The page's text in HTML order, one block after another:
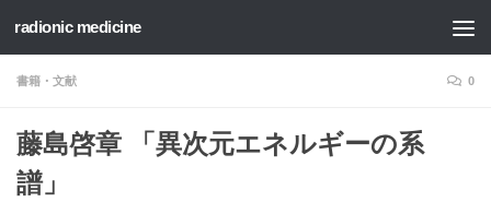
コンテンツへスキップ
radionic medicine
書籍・文献 0
藤島啓章 「異次元エネルギーの系
譜」